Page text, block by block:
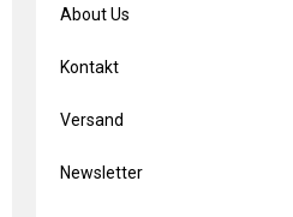
About Us
Kontakt
Versand
Newsletter